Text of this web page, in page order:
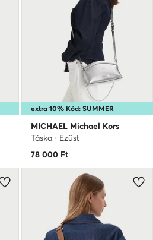
extra 10% Kód: SUMMER
MICHAEL Michael Kors
Táska · Ezüst
78 000 Ft